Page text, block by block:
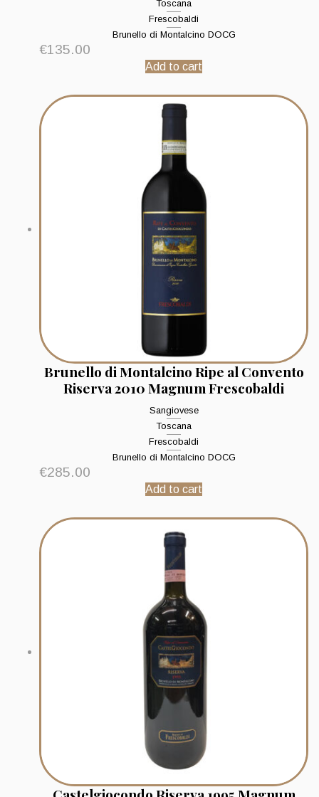
Toscana
Frescobaldi
Brunello di Montalcino DOCG
€135.00
Add to cart
Brunello di Montalcino Ripe al Convento
Riserva 2010 Magnum Frescobaldi
Sangiovese
Toscana
Frescobaldi
Brunello di Montalcino DOCG
€285.00
Add to cart